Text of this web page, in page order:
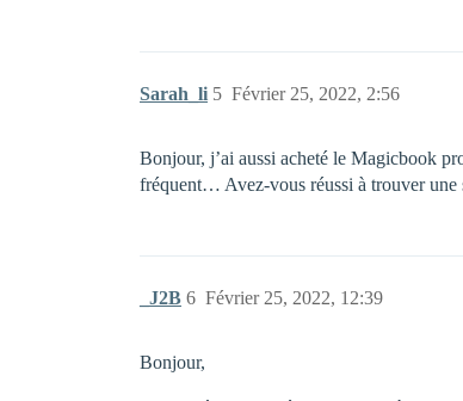
Sarah_li Février 25, 2022, 2:56
5
Bonjour, j’ai aussi acheté le Magicbook
fréquent… Avez-vous réussi à trouver une
_J2B Février 25, 2022, 12:39
6
Bonjour,